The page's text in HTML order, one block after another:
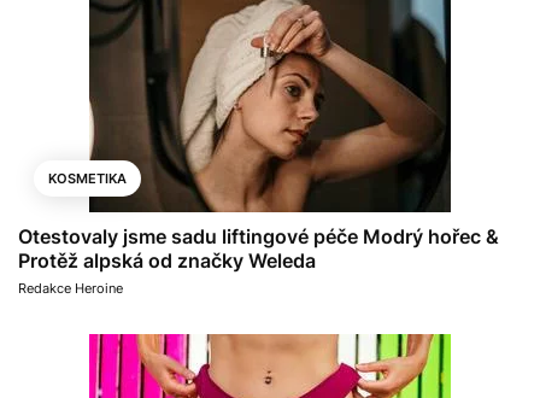
KOSMETIKA
Otestovaly jsme sadu liftingové péče Modrý hořec &
Protěž alpská od značky Weleda
Redakce Heroine